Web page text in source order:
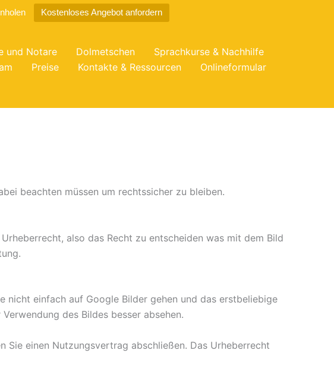
Kostenloses Angebot anfordern
und Notare Dolmetschen
Sprachkurse & Nachhilfe
Preise Kontakte & Ressourcen
Onlineformular
beachten müssen um rechtssicher zu bleiben.
also das Recht zu entscheiden was mit dem Bild
nicht einfach auf Google Bilder gehen und das erstbeliebige
des Bildes besser absehen.
Sie einen Nutzungsvertrag abschließen. Das Urheberrecht